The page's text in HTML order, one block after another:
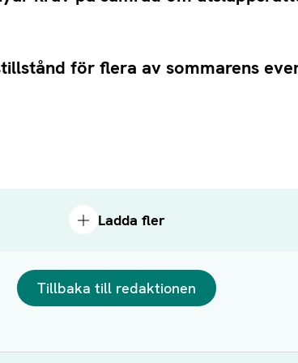
för flera av sommarens
Ladda fler
Tillbaka till redaktionen